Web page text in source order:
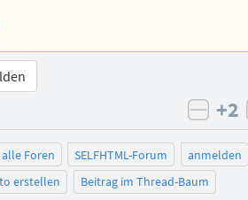
+2
alle Foren SELFHTML-Forum
anmelden
erstellen
Beitrag im Thread-Baum